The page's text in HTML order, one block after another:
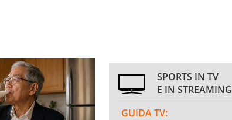
SPORTS IN TV
E IN STREAMING
GUIDA TV: